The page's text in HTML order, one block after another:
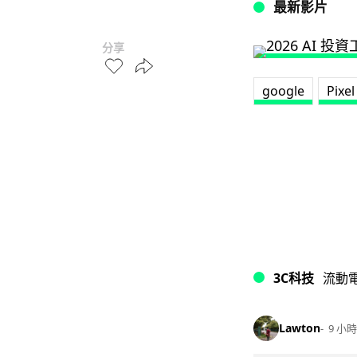
分享
最新影片
google
3C科技 流動
Lawton 9 小時